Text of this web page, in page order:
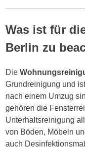
Was ist für
Berlin zu
Die
Grundreinigung und
nach einem Umzug
gehören die
Unterhaltsreinigung
von Böden, Möbeln
auch